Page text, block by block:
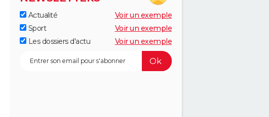
Actualité
Voir un exemple
Sport
Voir un exemple
Les dossiers d'actu
Voir un exemple